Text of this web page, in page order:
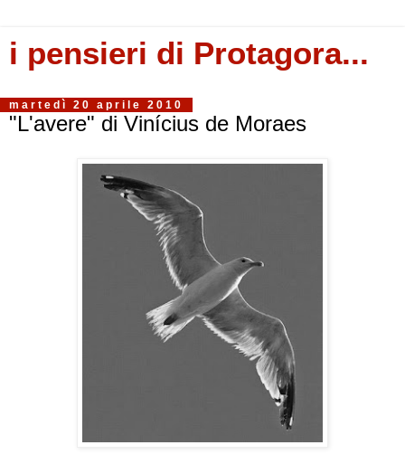
i pensieri di Protagora...
martedì 20 aprile 2010
"L'avere" di Vinícius de Moraes